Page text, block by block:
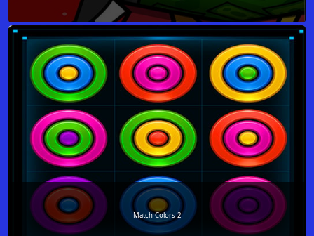
Match Colors 2